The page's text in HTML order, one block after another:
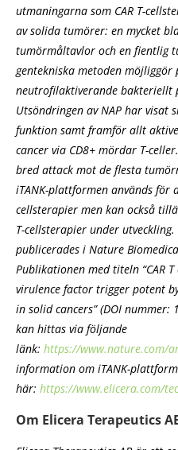
utmaningarna som CAR T-
av solida tumörer: en mycket
tumörmåltavlor och en fientlig
gentekniska metoden
neutrofilaktiverande bakteriellt
Utsöndringen av NAP har visat
funktion samt framför allt
cancer via CD8+ mördar T-
bred attack mot de flesta
iTANK-plattformen används för
cellsterapier men kan också
T-cellsterapier under
publicerades i Nature
Publikationen med titeln “CAR
virulence factor trigger potent
in solid cancers” (DOI
kan hittas via följande
länk: https://www.nature.com/
information om iTANK-
här: https://www.elicera.com/
Om Elicera Terapeutics